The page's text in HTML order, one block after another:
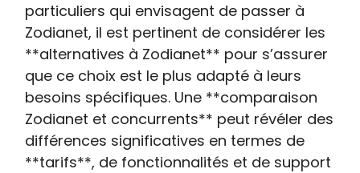
particuliers qui envisagent de passer à
Zodianet, il est pertinent de considérer les
**alternatives à Zodianet** pour s’assurer
que ce choix est le plus adapté à leurs
besoins spécifiques. Une **comparaison
Zodianet et concurrents** peut révéler des
différences significatives en termes de
**tarifs**, de fonctionnalités et de support